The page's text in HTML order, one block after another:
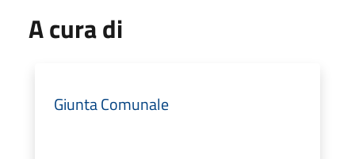
A cura di
Giunta Comunale